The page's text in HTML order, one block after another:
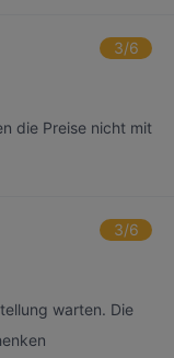
3/6
die Preise nicht mit
3/6
warten. Die